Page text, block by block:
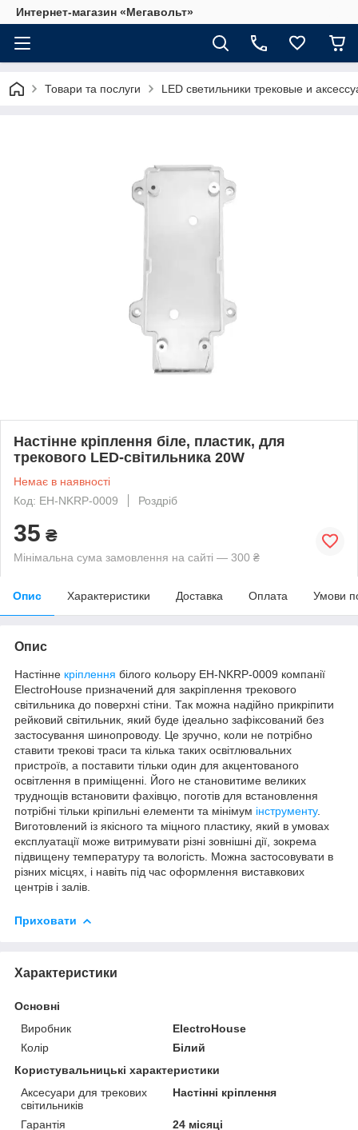
Интернет-магазин «Мегавольт»
Товари та послуги LED светильники трековые и
Настінне кріплення біле, пластик, для
трекового LED-світильника 20W
Немає в наявності
Код: EH-NKRP-0009
Роздріб
35 ₴
Мінімальна сума замовлення на сайті — 300 ₴
Опис Характеристики Доставка Оплата Умови
Опис
Настінне кріплення білого кольору EH-NKRP-0009 компанії
ElectroHouse призначений для закріплення трекового
світильника до поверхні стіни. Так можна надійно прикріпити
рейковий світильник, який буде ідеально зафіксований без
застосування шинопроводу. Це зручно, коли не потрібно
ставити трекові траси та кілька таких освітлювальних
пристроїв, а поставити тільки один для акцентованого
освітлення в приміщенні. Його не становитиме великих
труднощів встановити фахівцю, поготів для встановлення
потрібні тільки кріпильні елементи та мінімум інструменту.
Виготовлений із якісного та міцного пластику, який в умовах
експлуатації може витримувати різні зовнішні дії, зокрема
підвищену температуру та вологість. Можна застосовувати в
різних місцях, і навіть під час оформлення виставкових
центрів і залів.
Приховати
Характеристики
Основні
Виробник
ElectroHouse
Колір
Білий
Користувальницькі характеристики
Аксесуари для трекових
світильників
Настінні кріплення
Гарантія
24 місяці